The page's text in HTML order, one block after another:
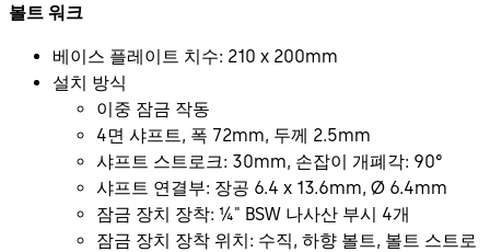
볼트 워크
베이스 플레이트 치수: 210 x 200mm
설치 방식
이중 잠금 작동
4면 샤프트, 폭 72mm, 두께 2.5mm
샤프트 스트로크: 30mm, 손잡이 개폐각: 90°
샤프트 연결부: 장공 6.4 x 13.6mm, Ø 6.4mm
잠금 장치 장착: ¼" BSW 나사산 부시 4개
잠금 장치 장착 위치: 수직, 하향 볼트, 볼트 스트로